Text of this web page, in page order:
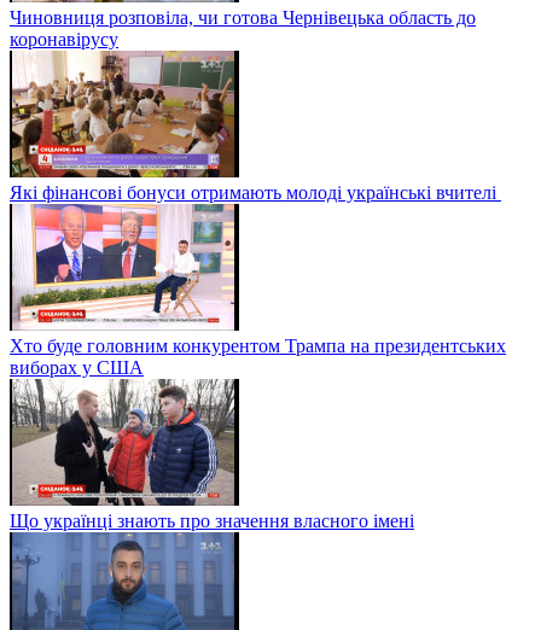
Чиновниця розповіла, чи готова Чернівецька область до
коронавірусу
Які фінансові бонуси отримають молоді українські вчителі
Хто буде головним конкурентом Трампа на президентських
виборах у США
Що українці знають про значення власного імені